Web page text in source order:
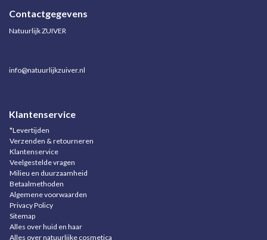
Contactgegevens
Natuurlijk ZUIVER
info@natuurlijkzuiver.nl
Klantenservice
*Levertijden
Verzenden & retourneren
Klantenservice
Veelgestelde vragen
Milieu en duurzaamheid
Betaalmethoden
Algemene voorwaarden
Privacy Policy
Sitemap
Alles over huid en haar
Alles over natuurlijke cosmetica